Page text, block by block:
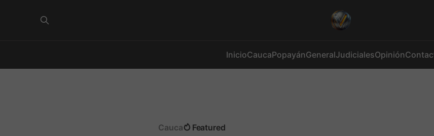
InicioCaucaPopayánGeneralJudicialesOpinión
Cauca Featured